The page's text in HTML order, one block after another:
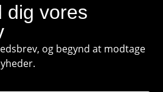
dig vores
og begynd at modtage